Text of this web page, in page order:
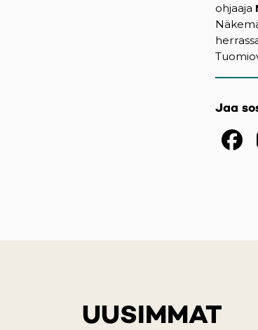
ohjaaja
Jaa
UUSIMMAT